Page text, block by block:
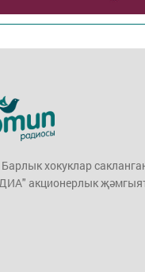
хокуклар
акционерлык